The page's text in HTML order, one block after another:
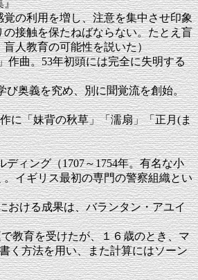
』
の利用を増し、注意を集中させ印象
接触を保たねばならない。たとえ盲
人教育の可能性を説いた）
作曲。53年初頭には完全に失明する
び奥義を究め、別に聞覚流を創始。
に「妹背の秋草」「濡扇」「正月(ま
ィング（1707～1754年。有名な小
イギリス最初の専門の警察組織とい
おける成果は、バランタン・アユイ
教育を受けたが、１６歳のとき、マ
く方法を用い、また計算にはソーン